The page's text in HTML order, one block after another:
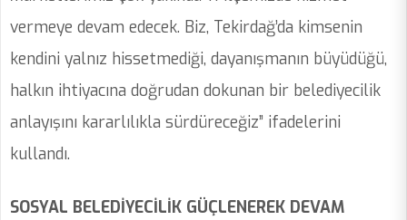
vermeye devam edecek. Biz, Tekirdağ’da kimsenin
kendini yalnız hissetmediği, dayanışmanın büyüdüğü,
halkın ihtiyacına doğrudan dokunan bir belediyecilik
anlayışını kararlılıkla sürdüreceğiz” ifadelerini
kullandı.
SOSYAL BELEDİYECİLİK GÜÇLENEREK DEVAM